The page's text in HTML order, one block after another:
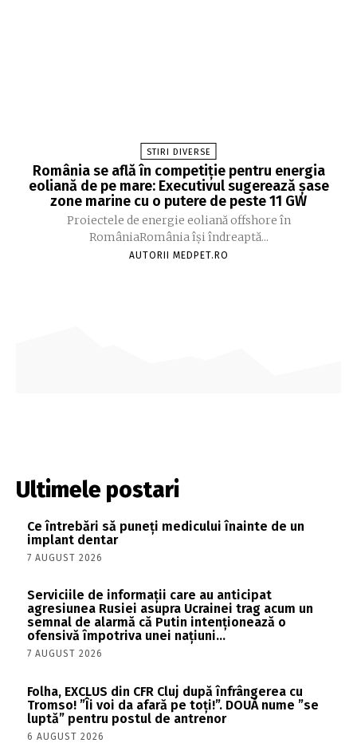
STIRI DIVERSE
România se află în competiție pentru energia
eoliană de pe mare: Executivul sugerează șase
zone marine cu o putere de peste 11 GW
Proiectele de energie eoliană offshore în
RomâniaRomânia își îndreaptă...
AUTORII MEDPET.RO
Ultimele postari
Ce întrebări să puneți medicului înainte de un
implant dentar
7 AUGUST 2026
Serviciile de informații care au anticipat
agresiunea Rusiei asupra Ucrainei trag acum un
semnal de alarmă că Putin intenționează o
ofensivă împotriva unei națiuni...
7 AUGUST 2026
Folha, EXCLUS din CFR Cluj după înfrângerea cu
Tromso! ”Îi voi da afară pe toți!”. DOUĂ nume ”se
luptă” pentru postul de antrenor
6 AUGUST 2026